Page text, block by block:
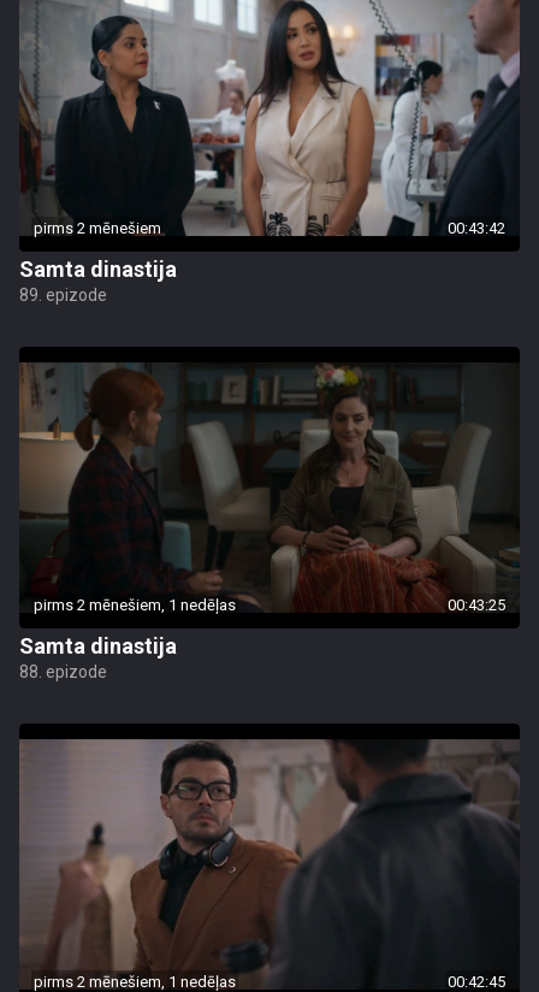
pirms 2 mēnešiem 00:43:42
Samta dinastija
89. epizode
pirms 2 mēnešiem, 1 nedēļas 00:43:25
Samta dinastija
88. epizode
pirms 2 mēnešiem, 1 nedēļas 00:42:45